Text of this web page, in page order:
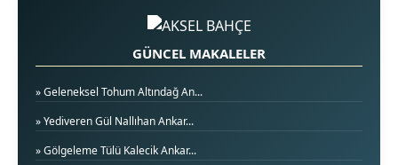
GÜNCEL MAKALELER
» Geleneksel Tohum Altındağ An...
» Yediveren Gül Nallıhan Ankar...
» Gölgeleme Tülü Kalecik Ankar...